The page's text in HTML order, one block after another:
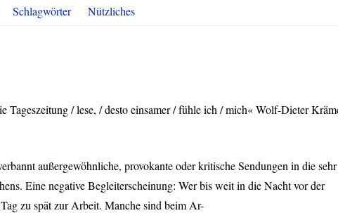
Schlagwörter Nützliches
Tageszeitung / lese, / desto einsamer / fühle ich / mich« Wolf-Dieter
außergewöhnliche, provokante oder kritische Sendungen in die sehr
Eine negative Begleiterscheinung: Wer bis weit in die Nacht vor der
zu spät zur Arbeit. Manche sind beim Ar-